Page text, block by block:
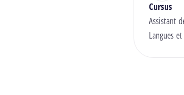
Cursus
Assistant
Langues